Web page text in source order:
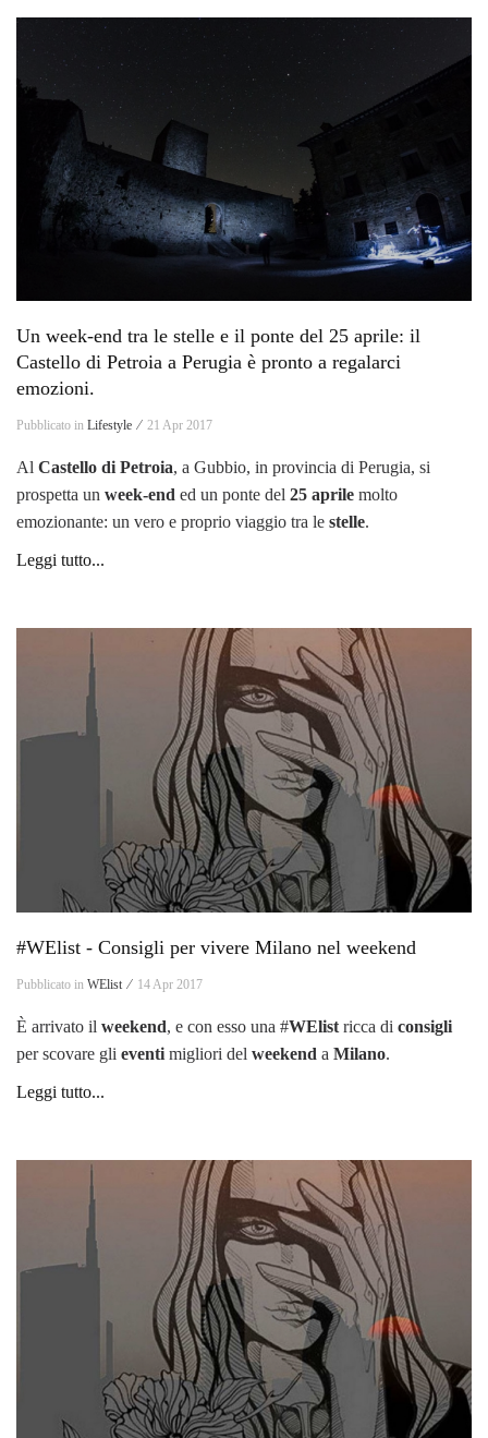
Un week-end tra le stelle e il ponte del 25 aprile: il
Castello di Petroia a Perugia è pronto a regalarci
emozioni.
Pubblicato in Lifestyle ⁄ 21 Apr 2017
Al Castello di Petroia, a Gubbio, in provincia di Perugia, si
prospetta un week-end ed un ponte del 25 aprile molto
emozionante: un vero e proprio viaggio tra le stelle.
Leggi tutto...
#WElist - Consigli per vivere Milano nel weekend
Pubblicato in WElist ⁄ 14 Apr 2017
È arrivato il weekend, e con esso una #WElist ricca di consigli
per scovare gli eventi migliori del weekend a Milano.
Leggi tutto...